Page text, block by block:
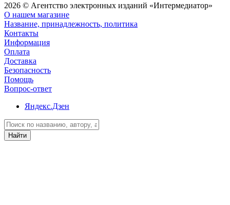
2026 © Агентство электронных изданий «Интермедиатор»
О нашем магазине
Название, принадлежность, политика
Контакты
Информация
Оплата
Доставка
Безопасность
Помощь
Вопрос-ответ
Яндекс.Дзен
Найти